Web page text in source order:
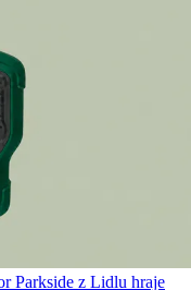
Parkside z Lidlu hraje